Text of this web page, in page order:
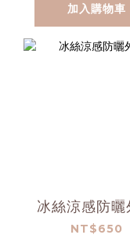
加入購物車
冰絲涼感防曬
NT$650